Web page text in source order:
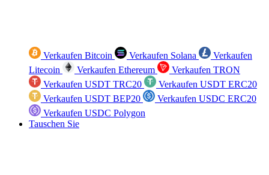
Verkaufen Bitcoin Verkaufen Solana
Verkaufen
Litecoin
Verkaufen Ethereum
Verkaufen TRON
Verkaufen USDT TRC20
Verkaufen USDT ERC20
Verkaufen USDT BEP20
Verkaufen USDC ERC20
Verkaufen USDC Polygon
Tauschen Sie